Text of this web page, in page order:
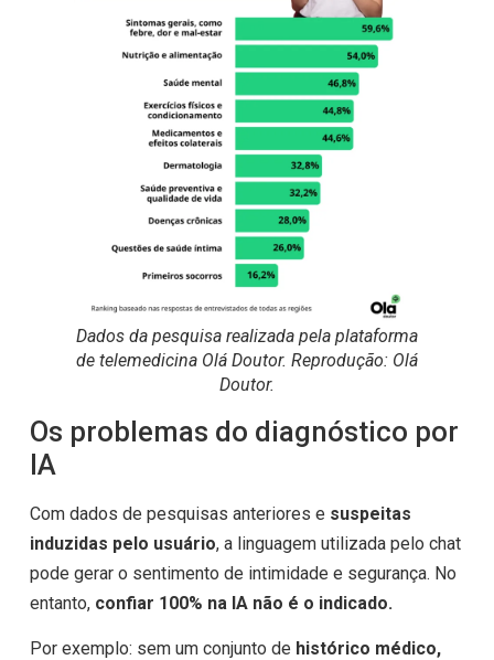
Dados da pesquisa realizada pela plataforma
de telemedicina Olá Doutor. Reprodução: Olá
Doutor.
Os problemas do diagnóstico por
IA
Com dados de pesquisas anteriores e suspeitas
induzidas pelo usuário, a linguagem utilizada pelo chat
pode gerar o sentimento de intimidade e segurança. No
entanto, confiar 100% na IA não é o indicado.
Por exemplo: sem um conjunto de histórico médico,